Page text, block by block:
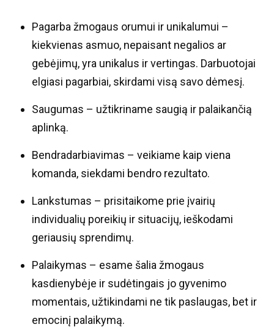
Pagarba žmogaus orumui ir unikalumui –
kiekvienas asmuo, nepaisant negalios ar
gebėjimų, yra unikalus ir vertingas. Darbuotojai
elgiasi pagarbiai, skirdami visą savo dėmesį.
Saugumas – užtikriname saugią ir palaikančią
aplinką.
Bendradarbiavimas – veikiame kaip viena
komanda, siekdami bendro rezultato.
Lankstumas – prisitaikome prie įvairių
individualių poreikių ir situacijų, ieškodami
geriausių sprendimų.
Palaikymas – esame šalia žmogaus
kasdienybėje ir sudėtingais jo gyvenimo
momentais, užtikindami ne tik paslaugas, bet ir
emocinį palaikymą.